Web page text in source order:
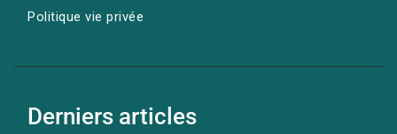
Politique vie privée
Derniers articles